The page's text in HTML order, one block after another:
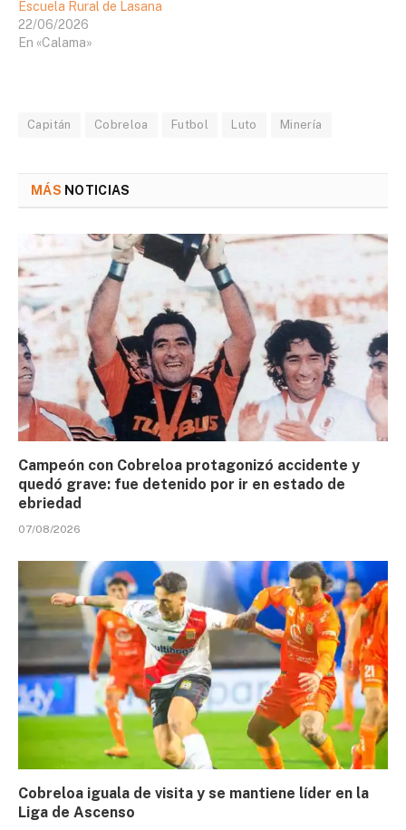
Escuela Rural de Lasana
22/06/2026
En «Calama»
Capitán Cobreloa Futbol Luto Minería
MÁS NOTICIAS
Campeón con Cobreloa protagonizó accidente y
quedó grave: fue detenido por ir en estado de
ebriedad
07/08/2026
Cobreloa iguala de visita y se mantiene líder en la
Liga de Ascenso